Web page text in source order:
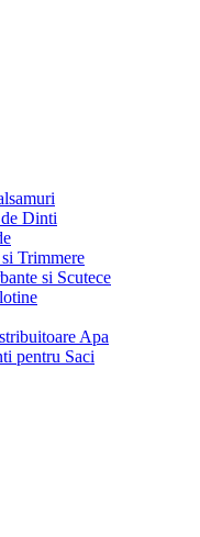
de Dinti
Trimmere
si Scutece
Apa
pentru Saci